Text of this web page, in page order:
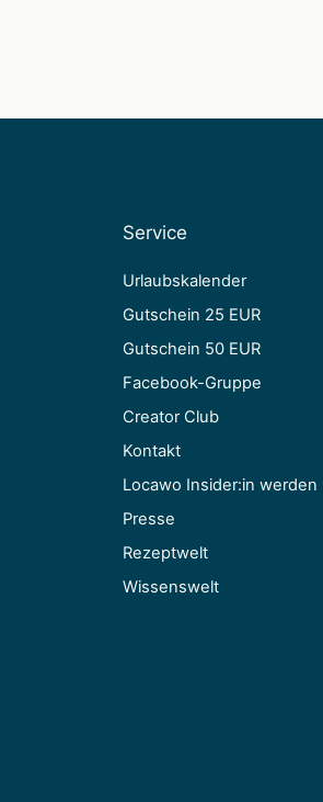
Service
Urlaubskalender
Gutschein 25 EUR
Gutschein 50 EUR
Facebook-Gruppe
Creator Club
Kontakt
Locawo Insider:in werden
Presse
Rezeptwelt
Wissenswelt